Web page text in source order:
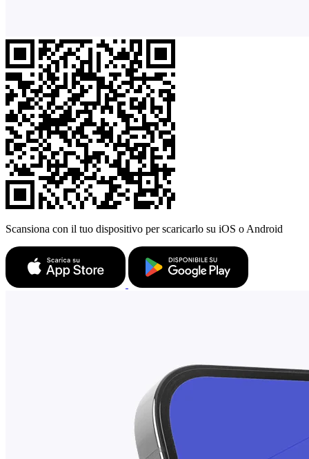
Scansiona con il tuo dispositivo per scaricarlo su iOS o Android